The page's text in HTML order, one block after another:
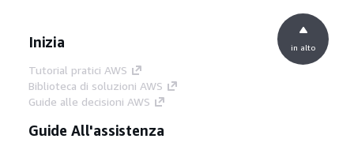
Inizia
Tutorial pratici AWS
Biblioteca di soluzioni AWS
Guide alle decisioni AWS
Guide All'assistenza
in alto